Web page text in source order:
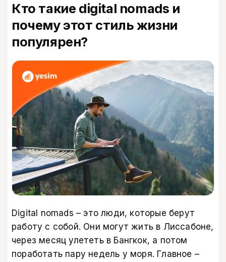
Кто такие digital nomads и
почему этот стиль жизни
популярен?
Digital nomads – это люди, которые берут
работу с собой. Они могут жить в Лиссабоне,
через месяц улететь в Бангкок, а потом
поработать пару недель у моря. Главное –